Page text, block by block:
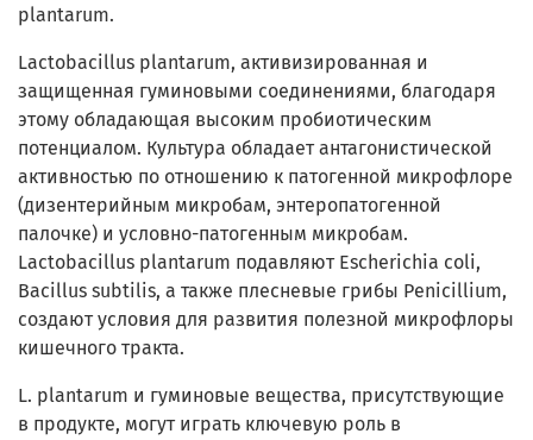
plantarum.
Lactobacillus plantarum, активизированная и
защищенная гуминовыми соединениями, благодаря
этому обладающая высоким пробиотическим
потенциалом. Культура обладает антагонистической
активностью по отношению к патогенной микрофлоре
(дизентерийным микробам, энтеропатогенной
палочке) и условно-патогенным микробам.
Lactobacillus plantarum подавляют Escherichia coli,
Bacillus subtilis, а также плесневые грибы Penicillium,
создают условия для развития полезной микрофлоры
кишечного тракта.
L. plantarum и гуминовые вещества, присутствующие
в продукте, могут играть ключевую роль в